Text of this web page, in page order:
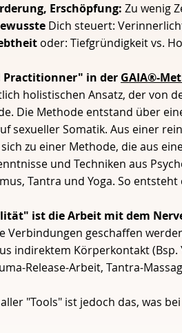
Erschöpfung: Zu wenig
Dich steuert:
oder: Tiefgründigkeit vs.
Practitionner" in der GAIA®️-
holistischen Ansatz, der von
Die Methode entstand über
sexueller Somatik. Aus einer
zu einer Methode, die aus
und Techniken aus
Tantra und Yoga. So
ist die Arbeit mit dem
Verbindungen geschaffen
indirektem Körperkontakt
Release-Arbeit, Tantra-
"Tools" ist jedoch das, was